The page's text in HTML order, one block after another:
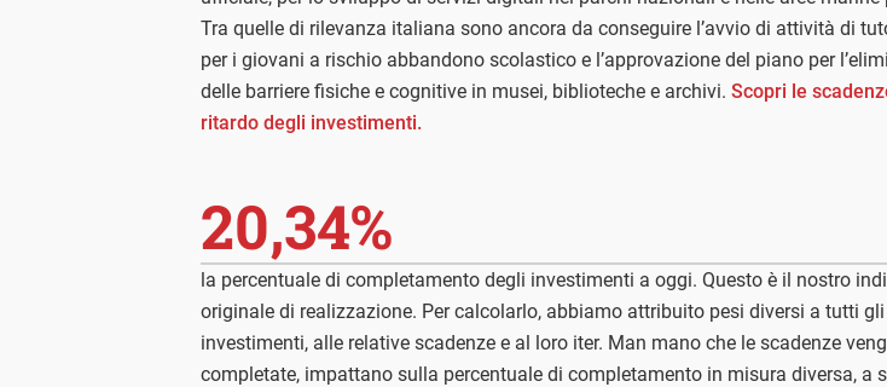
Tra quelle di rilevanza italiana sono ancora da conseguire l’avvio di attività di
per i giovani a rischio abbandono scolastico e l’approvazione del piano per
delle barriere fisiche e cognitive in musei, biblioteche e archivi. Scopri le
ritardo degli investimenti.
20,34%
la percentuale di completamento degli investimenti a oggi. Questo è il nostro
originale di realizzazione. Per calcolarlo, abbiamo attribuito pesi diversi a tutti gli
investimenti, alle relative scadenze e al loro iter. Man mano che le scadenze
completate, impattano sulla percentuale di completamento in misura diversa, a